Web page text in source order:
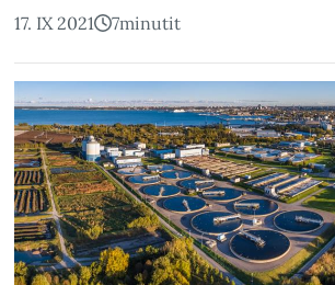
17. IX 2021 7minutit